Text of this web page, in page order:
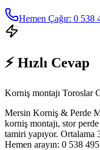
Hemen Çağır: 0 538
⚡ Hızlı Cevap
Korniş montajı Toroslar
Mersin Korniş & Perde
korniş montajı, stor
tamiri yapıyor. Ortalama
Hemen arayın: 0 538